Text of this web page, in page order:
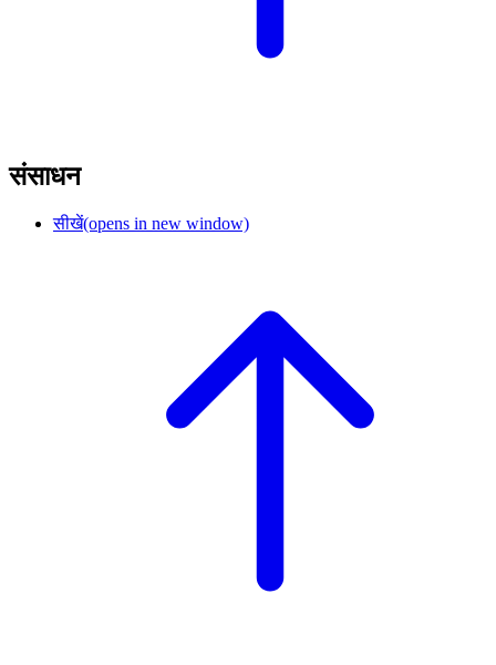
संसाधन
सीखें(opens in new window)